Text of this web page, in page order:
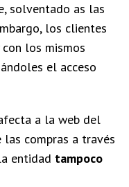
solventado as las
los clientes
los mismos
el acceso
a la web del
las compras a través
entidad tampoco